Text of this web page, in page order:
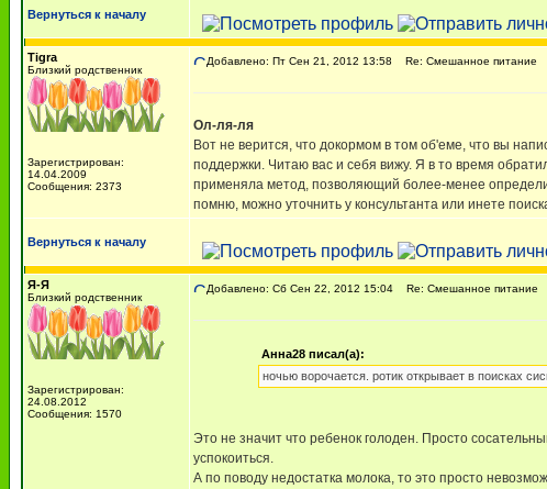
Вернуться к началу
Tigra
Близкий родственник
Зарегистрирован:
14.04.2009
Сообщения: 2373
Добавлено: Пт Сен 21, 2012 13:58 Re: Смешанное питание
Ол-ля-ля
Вот не верится, что докормом в том об'еме, что вы
поддержки. Читаю вас и себя вижу. Я в то время
применяла метод, позволяющий более-менее
помню, можно уточнить у консультанта или инете
Вернуться к началу
Я-Я
Близкий родственник
Зарегистрирован:
24.08.2012
Сообщения: 1570
Добавлено: Сб Сен 22, 2012 15:04 Re: Смешанное питание
Анна28 писал(а):
ночью ворочается. ротик открывает в поисках
Это не значит что ребенок голоден. Просто
успокоиться.
А по поводу недостатка молока, то это просто